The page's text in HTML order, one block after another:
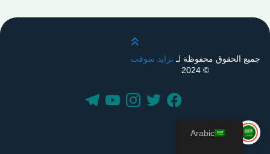
قم بالتمرير لأعلى
جميع الحقوق محفوظة لـترايد سوفت
© 2024
Arabic